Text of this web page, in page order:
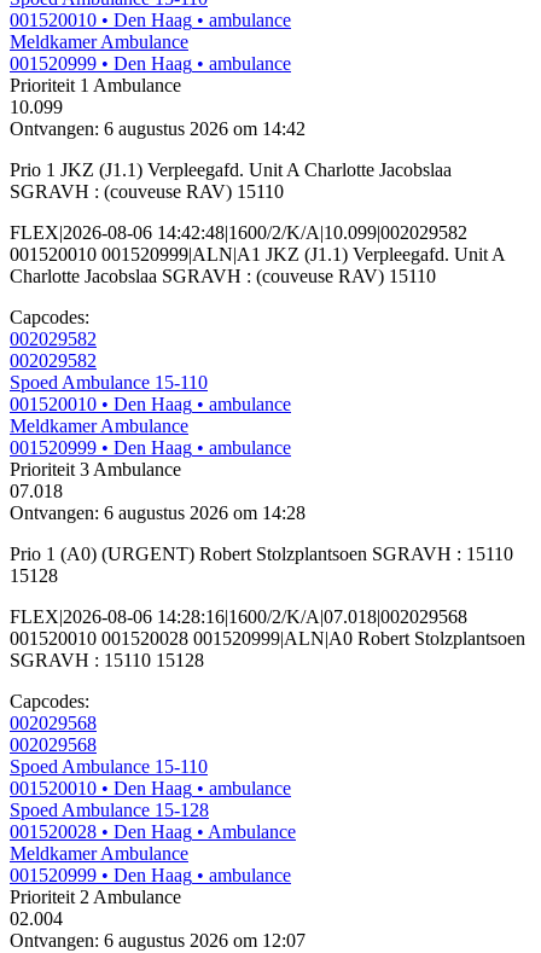
001520010 • Den Haag • ambulance
Meldkamer Ambulance
001520999 • Den Haag • ambulance
Prioriteit 1 Ambulance
10.099
Ontvangen: 6 augustus 2026 om 14:42
Prio 1 JKZ (J1.1) Verpleegafd. Unit A Charlotte Jacobslaa
SGRAVH : (couveuse RAV) 15110
FLEX|2026-08-06 14:42:48|1600/2/K/A|10.099|002029582
001520010 001520999|ALN|A1 JKZ (J1.1) Verpleegafd. Unit A
Charlotte Jacobslaa SGRAVH : (couveuse RAV) 15110
Capcodes:
002029582
002029582
Spoed Ambulance 15-110
001520010 • Den Haag • ambulance
Meldkamer Ambulance
001520999 • Den Haag • ambulance
Prioriteit 3 Ambulance
07.018
Ontvangen: 6 augustus 2026 om 14:28
Prio 1 (A0) (URGENT) Robert Stolzplantsoen SGRAVH : 15110
15128
FLEX|2026-08-06 14:28:16|1600/2/K/A|07.018|002029568
001520010 001520028 001520999|ALN|A0 Robert Stolzplantsoen
SGRAVH : 15110 15128
Capcodes:
002029568
002029568
Spoed Ambulance 15-110
001520010 • Den Haag • ambulance
Spoed Ambulance 15-128
001520028 • Den Haag • Ambulance
Meldkamer Ambulance
001520999 • Den Haag • ambulance
Prioriteit 2 Ambulance
02.004
Ontvangen: 6 augustus 2026 om 12:07